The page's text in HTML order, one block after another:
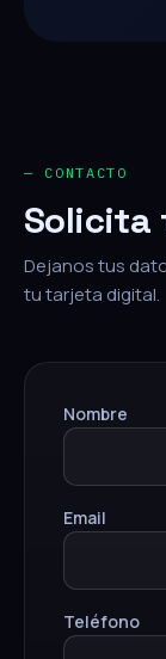
— CONTACTO
Solicita
Dejanos tus
tu tarjeta digital.
Nombre
Email
Teléfono